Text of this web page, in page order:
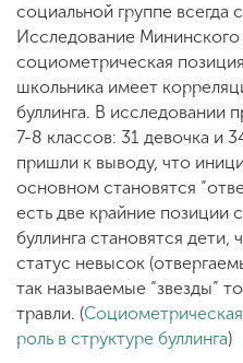
социальной группе всегда
Исследование Мининского
социометрическая
школьника имеет
буллинга. В исследовании
7-8 классов: 31 девочка и
пришли к выводу, что
основном становятся
есть две крайние позиции
буллинга становятся
статус невысок
так называемые “звезды”
травли. (
роль в структуре буллинга)